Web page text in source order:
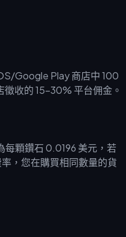
Google Play 商店中 100
收的 15-30% 平台佣金。
每顆鑽石 0.0196 美元，若
，您在購買相同數量的貨